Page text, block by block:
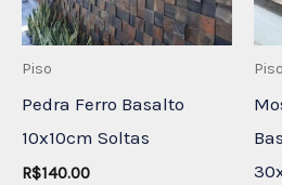
Piso
Pedra Ferro Basalto
10x10cm Soltas
R$140.00
Piso